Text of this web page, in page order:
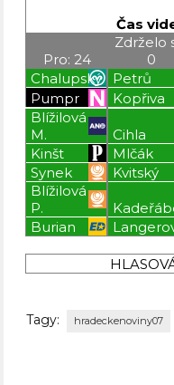
Čas
Pro: 24
Zdrželo
0
Chalupský
Petrů
Pumpr
Kopřiva
Blížilová
M.
Cihla
Kinšt
Mlčák
Synek
Kvitský
Blížilová
P.
Burian
Tagy: hradeckenoviny07